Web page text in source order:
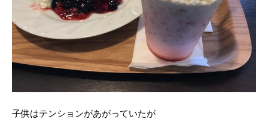
子供はテンションがあがっていたが